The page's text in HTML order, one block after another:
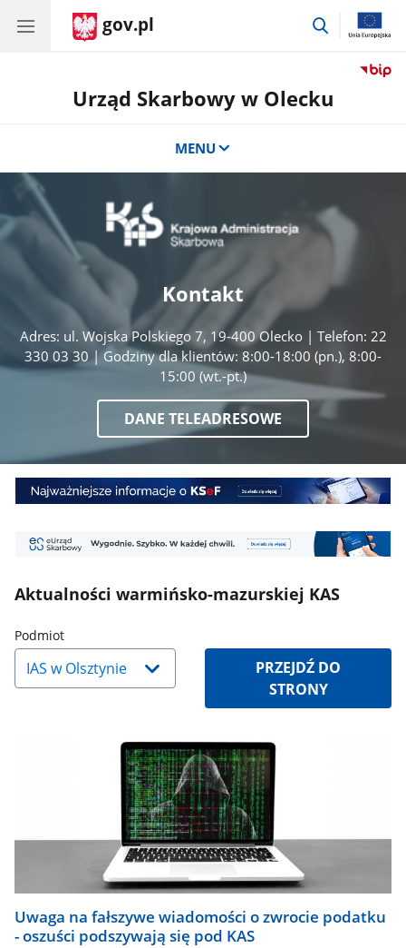
gov.pl
przejdź
Urząd Skarbowy w Olecku
MENU
Kontakt
Adres: ul. Wojska Polskiego 7, 19-400 Olecko | Telefon: 22
330 03 30 | Godziny dla klientów: 8:00-18:00 (pn.), 8:00-
15:00 (wt.-pt.)
DANE TELEADRESOWE
Baner
1
Baner
Aktualności warmińsko-mazurskiej KAS
PodmiotNaciśnij
strzałkę
w
dół,
odpowiednią
zaktualizują
automatycznie.
PRZEJDŹ DO
STRONY
Uwaga na fałszywe wiadomości o zwrocie podatku
- oszuści podszywają się pod KAS